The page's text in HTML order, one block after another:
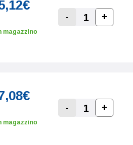
magazzino Decrease
- +
magazzino Decrease
- +